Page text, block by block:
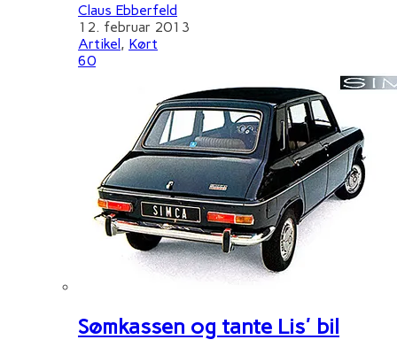
Claus Ebberfeld
12. februar 2013
Artikel, Kørt
60
Sømkassen og tante Lis' bil